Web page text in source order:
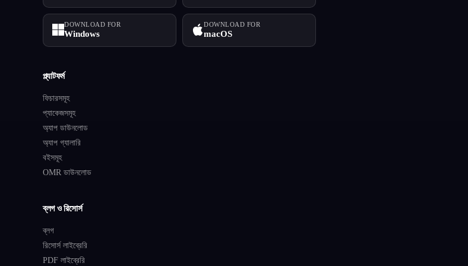
DOWNLOAD FOR
Windows
DOWNLOAD FOR
macOS
প্ল্যাটফর্ম
ফিচারসমূহ
প্যাকেজসমূহ
অ্যাপ ডাউনলোড
অ্যাপ গ্যালারি
বইসমূহ
OMR ডাউনলোড
ব্লগ ও রিসোর্স
ব্লগ
রিসোর্স লাইব্রেরি
PDF লাইব্রেরি